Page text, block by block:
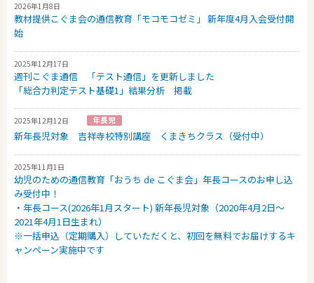
2026年1月8日
教材提供こぐま会の通信教育「モコモコゼミ」 新年度4月入会受付開
始
2025年12月17日
週刊こぐま通信 「テスト通信」を更新しました
「総合力判定テスト基礎1」結果分析 掲載
2025年12月12日
新年長児対象 吉祥寺校特別講座 くまきちクラス（受付中）
2025年11月1日
幼児のための通信教育「おうち de こぐま会」年長コースのお申し込
み受付中！
・年長コース(2026年1月スタート) 新年長児対象（2020年4月2日～
2021年4月1日生まれ）
※一括申込（定期購入）していただくと、初回を無料でお届けするキ
ャンペーン実施中です